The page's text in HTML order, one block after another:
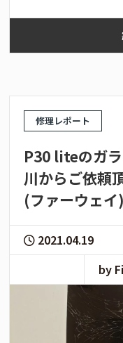
修理レポート
P30 liteのガ
川からご依頼
(ファーウェイ)
2021.04.19
by